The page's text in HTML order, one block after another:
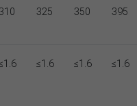
325 350 395
≤1.6 ≤1.6 ≤1.6